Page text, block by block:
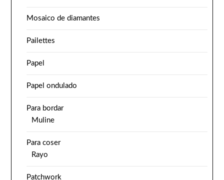
Mosaico de diamantes
Pailettes
Papel
Papel ondulado
Para bordar
Muline
Para coser
Rayo
Patchwork